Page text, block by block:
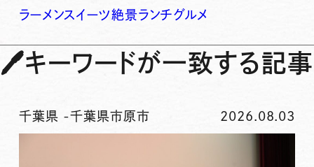
ラーメンスイーツ絶景ランチグルメ
🖊キーワードが一致する記事
千葉県 -千葉県市原市 2026.08.03